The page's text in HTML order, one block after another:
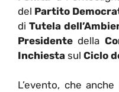
del Partito
di Tutela
Presidente della
Inchiesta sul Ciclo
L’evento, che